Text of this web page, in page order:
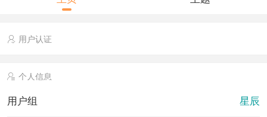
用户认证
个人信息
用户组 星辰